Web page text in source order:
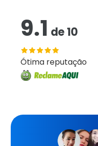
9.1 de10
Ótima reputação